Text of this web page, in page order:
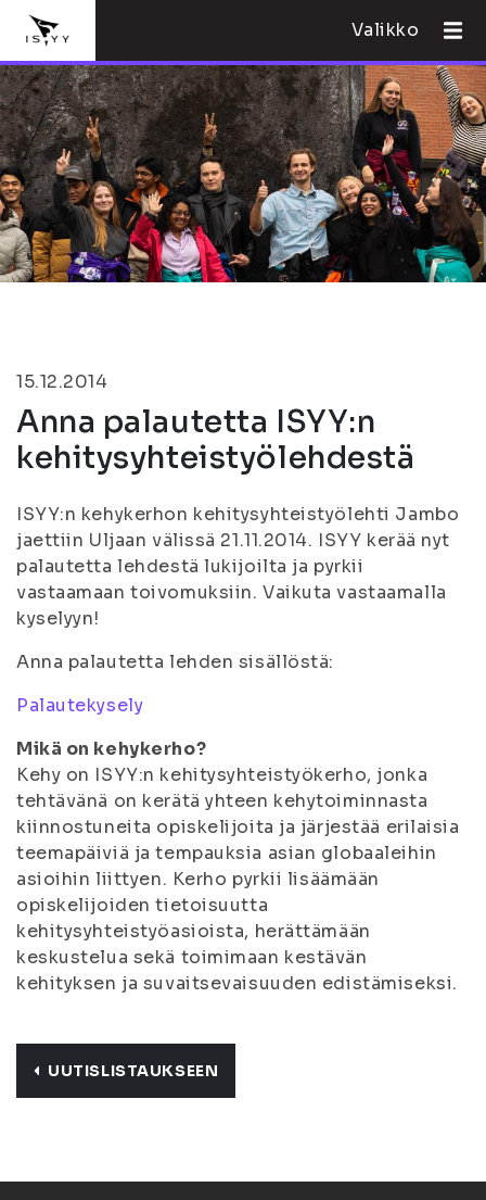
Valikko
15.12.2014
Anna palautetta ISYY:n
kehitysyhteistyölehdestä
ISYY:n kehykerhon kehitysyhteistyölehti Jambo
jaettiin Uljaan välissä 21.11.2014. ISYY kerää nyt
palautetta lehdestä lukijoilta ja pyrkii
vastaamaan toivomuksiin. Vaikuta vastaamalla
kyselyyn!
Anna palautetta lehden sisällöstä:
Palautekysely
Mikä on kehykerho?
Kehy on ISYY:n kehitysyhteistyökerho, jonka
tehtävänä on kerätä yhteen kehytoiminnasta
kiinnostuneita opiskelijoita ja järjestää erilaisia
teemapäiviä ja tempauksia asian globaaleihin
asioihin liittyen. Kerho pyrkii lisäämään
opiskelijoiden tietoisuutta
kehitysyhteistyöasioista, herättämään
keskustelua sekä toimimaan kestävän
kehityksen ja suvaitsevaisuuden edistämiseksi.
UUTISLISTAUKSEEN